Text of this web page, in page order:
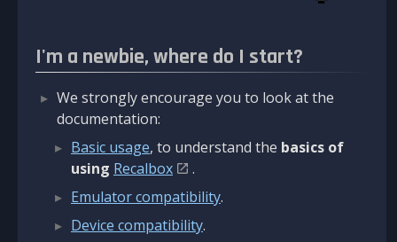
I'm a newbie, where do I start?
We strongly encourage you to look at the
documentation:
Basic usage, to understand the basics of
using Recalbox
.
Emulator compatibility.
Device compatibility.